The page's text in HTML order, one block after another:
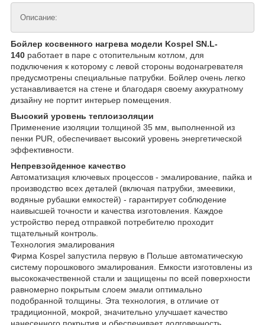
Описание:
Бойлер косвенного нагрева модели Kospel SN.L-
140 работает в паре с отопительным котлом, для
подключения к которому с левой стороны водонагревателя
предусмотрены специальные патрубки. Бойлер очень легко
устанавливается на стене и благодаря своему аккуратному
дизайну не портит интерьер помещения.
Высокий уровень теплоизоляции
Применение изоляции толщиной 35 мм, выполненной из
пенки PUR, обеспечивает высокий уровень энергетической
эффективности.
Непревзойденное качество
Автоматизация ключевых процессов - эмалирование, пайка и
производство всех деталей (включая патрубки, змеевики,
водяные рубашки емкостей) - гарантирует соблюдение
наивысшей точности и качества изготовления. Каждое
устройство перед отправкой потребителю проходит
тщательный контроль.
Технология эмалирования
Фирма Kospel запустила первую в Польше автоматическую
систему порошкового эмалирования. Емкости изготовлены из
высококачественной стали и защищены по всей поверхности
равномерно покрытым слоем эмали оптимально
подобранной толщины. Эта технология, в отличие от
традиционной, мокрой, значительно улучшает качество